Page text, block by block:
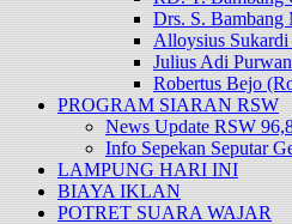
Drs. S.
Alloysius
Julius Adi
Robertus Bejo
PROGRAM SIARAN RSW
News Update RSW
Info Sepekan Seputar
LAMPUNG HARI INI
BIAYA IKLAN
POTRET SUARA WAJAR